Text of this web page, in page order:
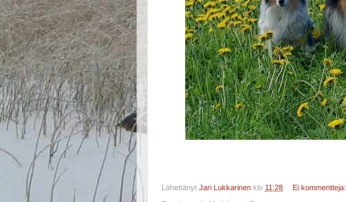
Lähettänyt Jari Lukkarinen klo 11:28 Ei kommentteja: